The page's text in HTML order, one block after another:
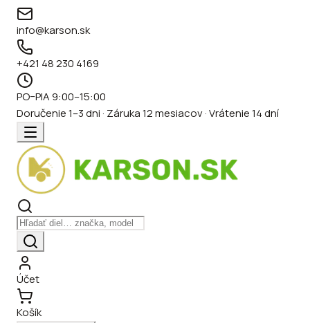
info@karson.sk
+421 48 230 4169
PO–PIA 9:00–15:00
Doručenie 1–3 dni · Záruka 12 mesiacov · Vrátenie 14 dní
Účet
Košík